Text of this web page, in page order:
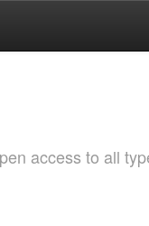
access to all